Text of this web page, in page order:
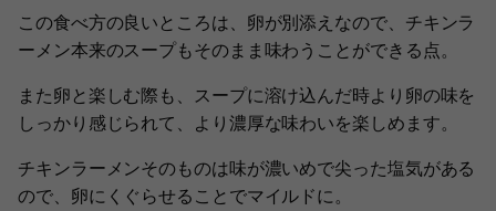
この食べ方の良いところは、卵が別添えなので、チキンラ
ーメン本来のスープもそのまま味わうことができる点。
また卵と楽しむ際も、スープに溶け込んだ時より卵の味を
しっかり感じられて、より濃厚な味わいを楽しめます。
チキンラーメンそのものは味が濃いめで尖った塩気がある
ので、卵にくぐらせることでマイルドに。